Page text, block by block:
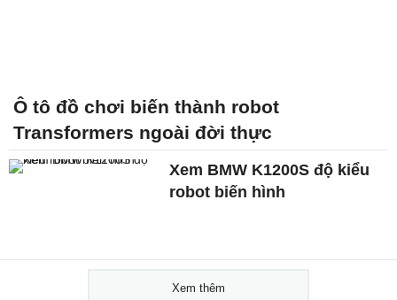
Ô tô đồ chơi biến thành robot
Transformers ngoài đời thực
Xem BMW K1200S độ kiểu
robot biến hình
Xem thêm